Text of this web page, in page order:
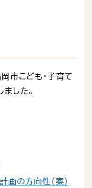
市こども・子育て
した。
の方向性（案）